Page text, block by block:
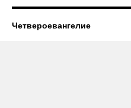
Четвероевангелие